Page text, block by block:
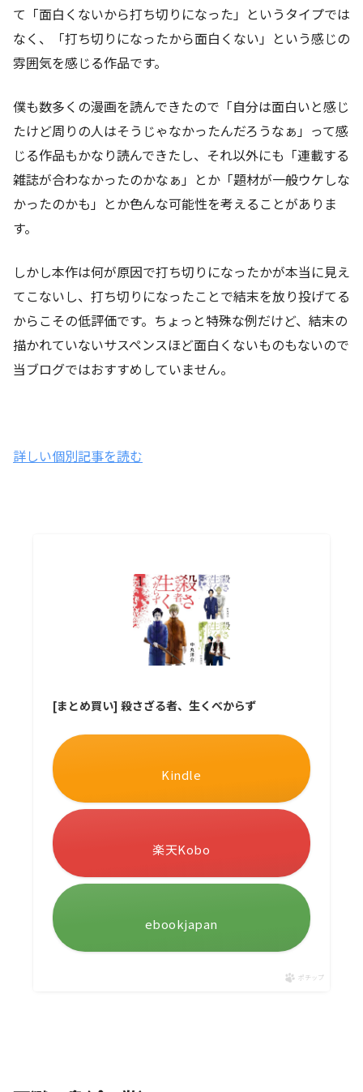
て「面白くないから打ち切りになった」というタイプでは
なく、「打ち切りになったから面白くない」という感じの
雰囲気を感じる作品です。
僕も数多くの漫画を読んできたので「自分は面白いと感じ
たけど周りの人はそうじゃなかったんだろうなぁ」って感
じる作品もかなり読んできたし、それ以外にも「連載する
雑誌が合わなかったのかなぁ」とか「題材が一般ウケしな
かったのかも」とか色んな可能性を考えることがありま
す。
しかし本作は何が原因で打ち切りになったかが本当に見え
てこないし、打ち切りになったことで結末を放り投げてる
からこその低評価です。ちょっと特殊な例だけど、結末の
描かれていないサスペンスほど面白くないものもないので
当ブログではおすすめしていません。
詳しい個別記事を読む
[まとめ買い] 殺さざる者、生くべからず
Kindle
楽天Kobo
ebookjapan
ポチップ